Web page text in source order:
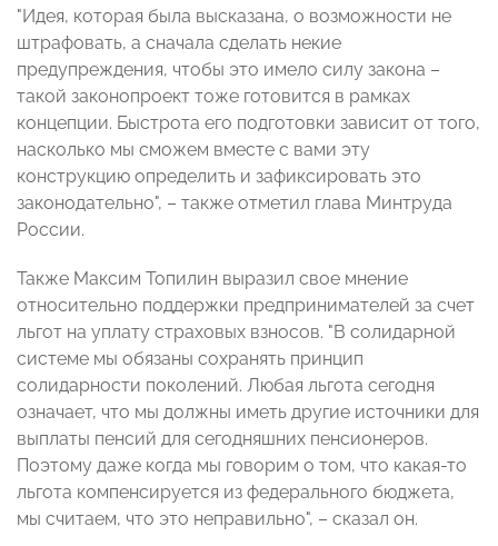
"Идея, которая была высказана, о возможности не
штрафовать, а сначала сделать некие
предупреждения, чтобы это имело силу закона –
такой законопроект тоже готовится в рамках
концепции. Быстрота его подготовки зависит от того,
насколько мы сможем вместе с вами эту
конструкцию определить и зафиксировать это
законодательно", – также отметил глава Минтруда
России.
Также Максим Топилин выразил свое мнение
относительно поддержки предпринимателей за счет
льгот на уплату страховых взносов. "В солидарной
системе мы обязаны сохранять принцип
солидарности поколений. Любая льгота сегодня
означает, что мы должны иметь другие источники для
выплаты пенсий для сегодняшних пенсионеров.
Поэтому даже когда мы говорим о том, что какая-то
льгота компенсируется из федерального бюджета,
мы считаем, что это неправильно", – сказал он.